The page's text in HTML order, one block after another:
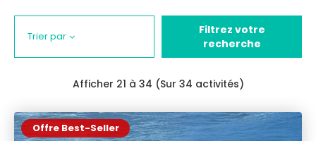
Trier par
Filtrez votre
recherche
Afficher 21 à 34 (Sur 34 activités)
Offre Best-Seller